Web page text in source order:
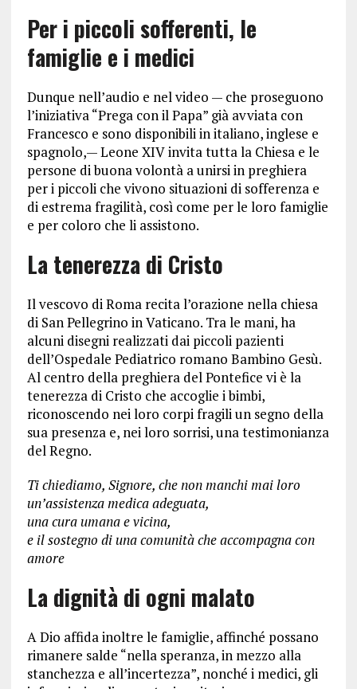
Per i piccoli sofferenti, le
famiglie e i medici
Dunque nell’audio e nel video — che proseguono
l’iniziativa “Prega con il Papa” già avviata con
Francesco e sono disponibili in italiano, inglese e
spagnolo,— Leone XIV invita tutta la Chiesa e le
persone di buona volontà a unirsi in preghiera
per i piccoli che vivono situazioni di sofferenza e
di estrema fragilità, così come per le loro famiglie
e per coloro che li assistono.
La tenerezza di Cristo
Il vescovo di Roma recita l’orazione nella chiesa
di San Pellegrino in Vaticano. Tra le mani, ha
alcuni disegni realizzati dai piccoli pazienti
dell’Ospedale Pediatrico romano Bambino Gesù.
Al centro della preghiera del Pontefice vi è la
tenerezza di Cristo che accoglie i bimbi,
riconoscendo nei loro corpi fragili un segno della
sua presenza e, nei loro sorrisi, una testimonianza
del Regno.
Ti chiediamo, Signore, che non manchi mai loro
un’assistenza medica adeguata,
una cura umana e vicina,
e il sostegno di una comunità che accompagna con
amore
La dignità di ogni malato
A Dio affida inoltre le famiglie, affinché possano
rimanere salde “nella speranza, in mezzo alla
stanchezza e all’incertezza”, nonché i medici, gli